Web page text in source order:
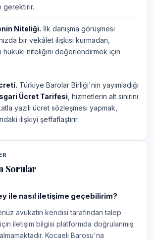
gerektirir.
Niteliği. İlk danışma görüşmesi
bir vekâlet ilişkisi kurmadan,
hukuki niteliğini değerlendirmek için
Türkiye Barolar Birliği'nin yayımladığı
Ücret Tarifesi , hizmetlerin alt sınırını
yazılı ücret sözleşmesi yapmak,
ilişkiyi şeffaflaştırır.
Sorular
ile nasıl iletişime geçebilirim?
avukatın kendisi tarafından talep
iletişim bilgisi platformda doğrulanmış
Kocaeli Barosu'na